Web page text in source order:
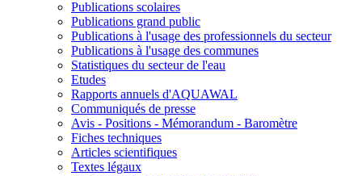
Publications scolaires
Publications grand public
Publications à l'usage des professionnels du secteur
Publications à l'usage des communes
Statistiques du secteur de l'eau
Etudes
Rapports annuels d'AQUAWAL
Communiqués de presse
Avis - Positions - Mémorandum - Baromètre
Fiches techniques
Articles scientifiques
Textes légaux